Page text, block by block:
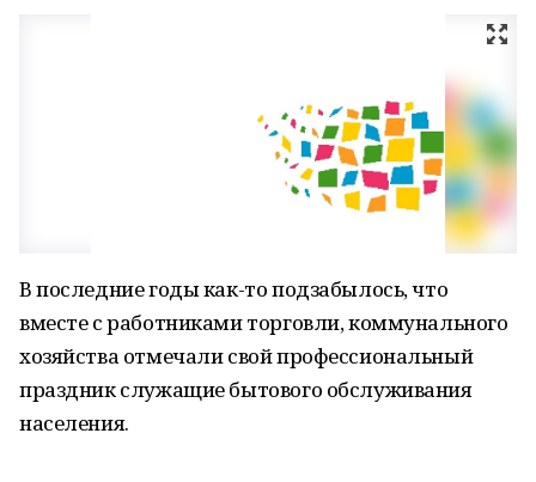
В последние годы как-то подзабылось, что
вместе с работниками торговли, коммунального
хозяйства отмечали свой профессиональный
праздник служащие бытового обслуживания
населения.